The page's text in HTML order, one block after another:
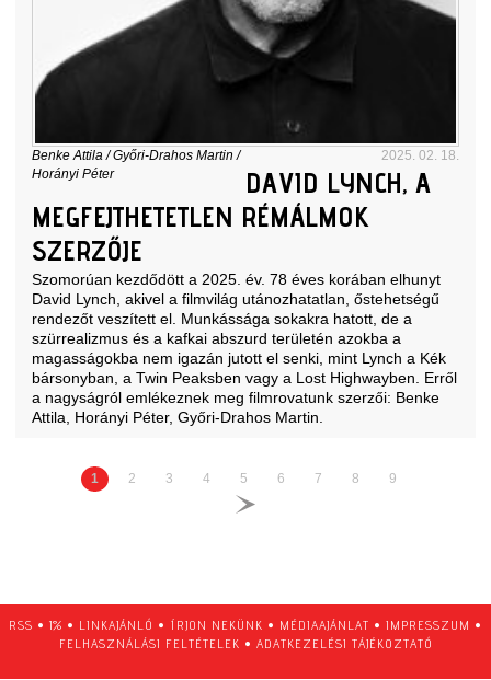
Benke Attila/Győri-Drahos Martin /
Horányi Péter
2025. 02. 18.
DAVID LYNCH, A
MEGFEJTHETETLEN RÉMÁLMOK
SZERZŐJE
Szomorúan kezdődött a 2025. év. 78 éves korában elhunyt
David Lynch, akivel a filmvilág utánozhatatlan, őstehetségű
rendezőt veszített el. Munkássága sokakra hatott, de a
szürrealizmus és a kafkai abszurd területén azokba a
magasságokba nem igazán jutott el senki, mint Lynch a Kék
bársonyban, a Twin Peaksben vagy a Lost Highwayben. Erről
a nagyságról emlékeznek meg filmrovatunk szerzői: Benke
Attila, Horányi Péter, Győri-Drahos Martin.
1 2 3 4 5 6 7 8 9
RSS • 1% • LINKAJÁNLÓ • ÍRJON NEKÜNK • MÉDIAAJÁNLAT • IMPRESSZUM •
FELHASZNÁLÁSI FELTÉTELEK • ADATKEZELÉSI TÁJÉKOZTATÓ